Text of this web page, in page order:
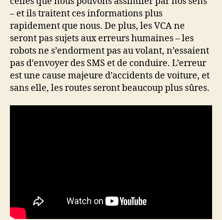
– et ils traitent ces informations plus
rapidement que nous. De plus, les VCA ne
seront pas sujets aux erreurs humaines – les
robots ne s’endorment pas au volant, n’essaient
pas d’envoyer des SMS et de conduire. L’erreur
est une cause majeure d’accidents de voiture, et
sans elle, les routes seront beaucoup plus sûres.